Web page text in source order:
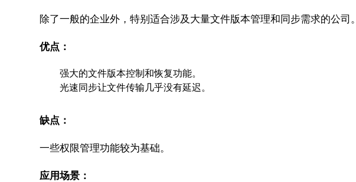
除了一般的企业外，特别适合涉及大量文件版本管理和同步需求的公司。
优点：
强大的文件版本控制和恢复功能。
光速同步让文件传输几乎没有延迟。
缺点：
一些权限管理功能较为基础。
应用场景：